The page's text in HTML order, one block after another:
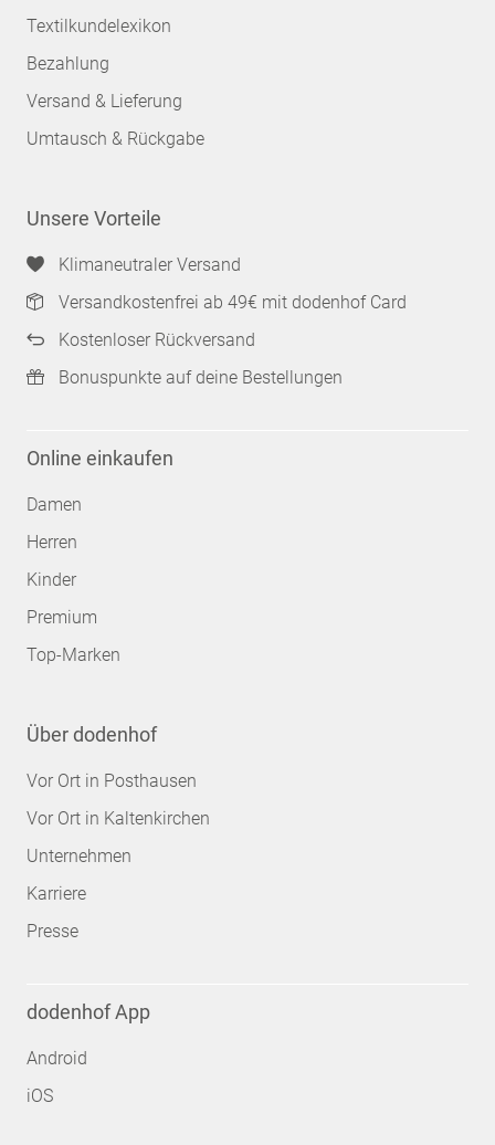
Textilkundelexikon
Bezahlung
Versand & Lieferung
Umtausch & Rückgabe
Unsere Vorteile
Klimaneutraler Versand
Versandkostenfrei ab 49€ mit dodenhof Card
Kostenloser Rückversand
Bonuspunkte auf deine Bestellungen
Online einkaufen
Damen
Herren
Kinder
Premium
Top-Marken
Über dodenhof
Vor Ort in Posthausen
Vor Ort in Kaltenkirchen
Unternehmen
Karriere
Presse
dodenhof App
Android
iOS